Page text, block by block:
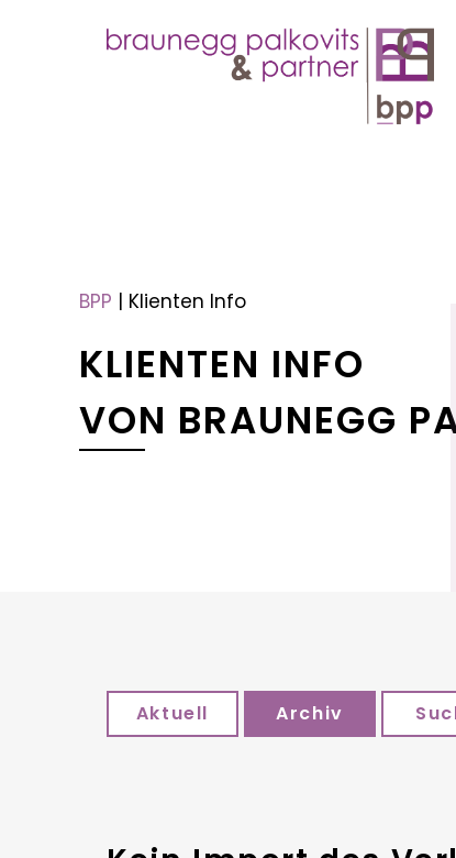
BPP | Klienten Info
KLIENTEN INFO
VON BRAUNEGG
Aktuell Archiv